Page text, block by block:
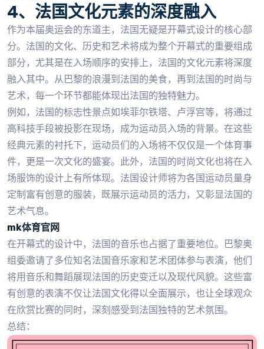
4、法国文化元素的深度融入
作为本届奥运会的东道主，法国无疑是开幕式设计的核心部
分。法国的文化、历史和艺术将成为整个开幕式的重要组成
部分，尤其是在入场顺序的安排上，法国的文化元素将深度
融入其中。从巴黎的浪漫到法国的美食，再到法国的时尚与
艺术，每一个环节都能体现出法国的独特魅力。
例如，法国的标志性景点如埃菲尔铁塔、卢浮宫等，将通过
高科技手段被投影在现场，成为运动员入场的背景。在这些
经典元素的衬托下，运动员们的入场将不仅仅是一个体育事
件，更是一次文化的盛宴。此外，法国的时尚文化也将在入
场服饰的设计上有所体现。法国设计师将为各国运动员量身
定制富有创意的服装，既展示运动员的活力，又彰显法国的
艺术气息。
mk体育官网
在开幕式的设计中，法国的音乐也占据了重要地位。巴黎奥
组委邀请了多位知名法国音乐家和艺术团体参与表演，他们
将用音乐和舞蹈展现法国的历史变迁以及现代风貌。这些富
有创意的表演不仅让法国文化得以全面展示，也让全球观众
在欣赏比赛的同时，深刻感受到法国独特的艺术氛围。
总结：